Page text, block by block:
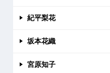
紀平梨花
坂本花織
宮原知子